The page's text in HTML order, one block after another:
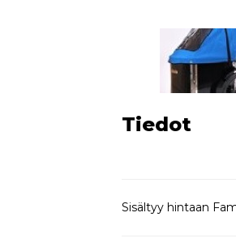
Tiedot
Sisältyy hintaan